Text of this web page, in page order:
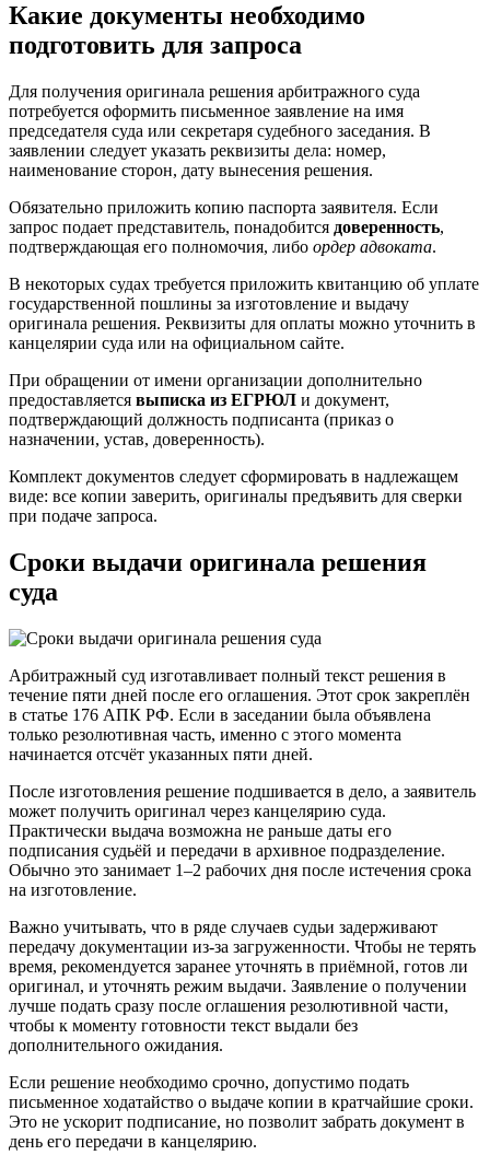
Какие документы необходимо
подготовить для запроса
Для получения оригинала решения арбитражного суда
потребуется оформить письменное заявление на имя
председателя суда или секретаря судебного заседания. В
заявлении следует указать реквизиты дела: номер,
наименование сторон, дату вынесения решения.
Обязательно приложить копию паспорта заявителя. Если
запрос подает представитель, понадобится доверенность,
подтверждающая его полномочия, либо ордер адвоката.
В некоторых судах требуется приложить квитанцию об уплате
государственной пошлины за изготовление и выдачу
оригинала решения. Реквизиты для оплаты можно уточнить в
канцелярии суда или на официальном сайте.
При обращении от имени организации дополнительно
предоставляется выписка из ЕГРЮЛ и документ,
подтверждающий должность подписанта (приказ о
назначении, устав, доверенность).
Комплект документов следует сформировать в надлежащем
виде: все копии заверить, оригиналы предъявить для сверки
при подаче запроса.
Сроки выдачи оригинала решения
суда
Арбитражный суд изготавливает полный текст решения в
течение пяти дней после его оглашения. Этот срок закреплён
в статье 176 АПК РФ. Если в заседании была объявлена
только резолютивная часть, именно с этого момента
начинается отсчёт указанных пяти дней.
После изготовления решение подшивается в дело, а заявитель
может получить оригинал через канцелярию суда.
Практически выдача возможна не раньше даты его
подписания судьёй и передачи в архивное подразделение.
Обычно это занимает 1–2 рабочих дня после истечения срока
на изготовление.
Важно учитывать, что в ряде случаев судьи задерживают
передачу документации из-за загруженности. Чтобы не терять
время, рекомендуется заранее уточнять в приёмной, готов ли
оригинал, и уточнять режим выдачи. Заявление о получении
лучше подать сразу после оглашения резолютивной части,
чтобы к моменту готовности текст выдали без
дополнительного ожидания.
Если решение необходимо срочно, допустимо подать
письменное ходатайство о выдаче копии в кратчайшие сроки.
Это не ускорит подписание, но позволит забрать документ в
день его передачи в канцелярию.